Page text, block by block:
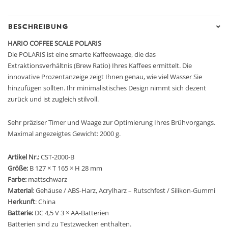
quantity
Beschreibung
HARIO COFFEE SCALE POLARIS
Die POLARIS ist eine smarte Kaffeewaage, die das
Extraktionsverhältnis (Brew Ratio) Ihres Kaffees ermittelt. Die
innovative Prozentanzeige zeigt Ihnen genau, wie viel Wasser Sie
hinzufügen sollten. Ihr minimalistisches Design nimmt sich dezent
zurück und ist zugleich stilvoll.
Sehr präziser Timer und Waage zur Optimierung Ihres Brühvorgangs.
Maximal angezeigtes Gewicht: 2000 g.
Artikel Nr.:CST-2000-B
Größe: B 127 × T 165 × H 28 mm
Farbe: mattschwarz
Material: Gehäuse / ABS-Harz, Acrylharz – Rutschfest / Silikon-Gummi
Herkunft: China
Batterie: DC 4,5 V 3 × AA-Batterien
Batterien sind zu Testzwecken enthalten.